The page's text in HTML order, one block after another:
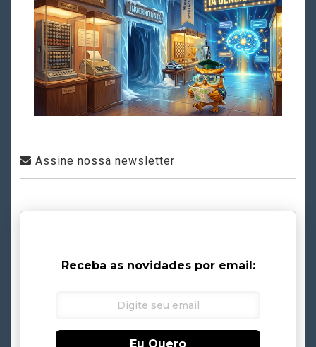
Assine nossa newsletter
Receba as novidades por email:
Eu Quero